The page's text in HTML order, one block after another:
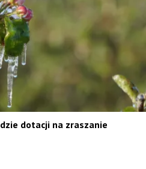
dotacji na zraszanie